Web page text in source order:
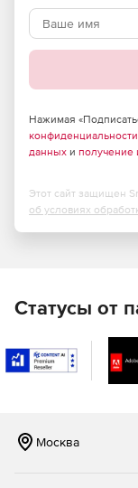
Нажимая
конфиденциальности
данных и
Этот сайт защищен
об условиях
Статусы от
Москва